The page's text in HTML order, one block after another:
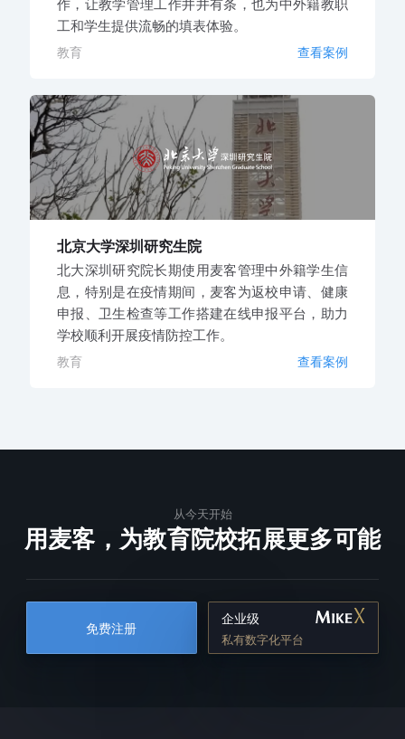
作，让教学管理工作井井有条，也为中外籍教职
工和学生提供流畅的填表体验。
教育 查看案例
北京大学深圳研究生院
北大深圳研究院长期使用麦客管理中外籍学生信
息，特别是在疫情期间，麦客为返校申请、健康
申报、卫生检查等工作搭建在线申报平台，助力
学校顺利开展疫情防控工作。
教育 查看案例
从今天开始
用麦客，为教育院校拓展更多可能
免费注册
企业级
私有数字化平台